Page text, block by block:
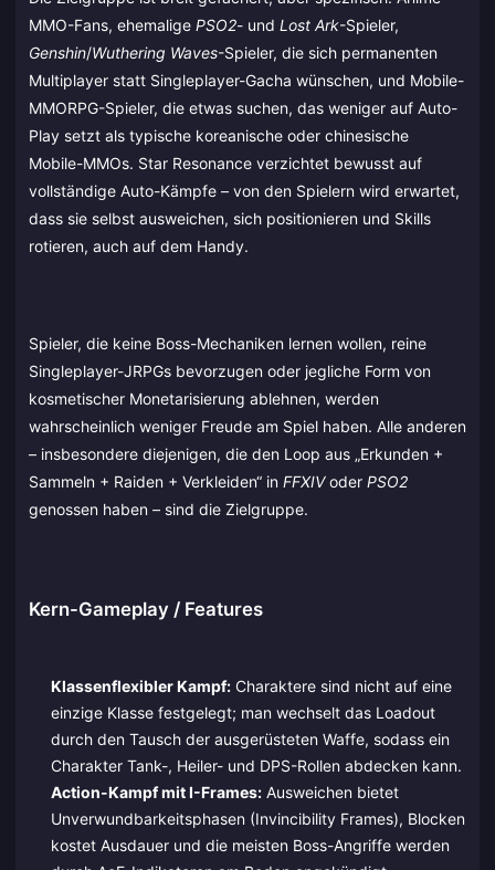
MMO-Fans, ehemalige PSO2- und Lost Ark-Spieler,
Genshin/Wuthering Waves-Spieler, die sich permanenten
Multiplayer statt Singleplayer-Gacha wünschen, und Mobile-
MMORPG-Spieler, die etwas suchen, das weniger auf Auto-
Play setzt als typische koreanische oder chinesische
Mobile-MMOs. Star Resonance verzichtet bewusst auf
vollständige Auto-Kämpfe – von den Spielern wird erwartet,
dass sie selbst ausweichen, sich positionieren und Skills
rotieren, auch auf dem Handy.
Spieler, die keine Boss-Mechaniken lernen wollen, reine
Singleplayer-JRPGs bevorzugen oder jegliche Form von
kosmetischer Monetarisierung ablehnen, werden
wahrscheinlich weniger Freude am Spiel haben. Alle anderen
– insbesondere diejenigen, die den Loop aus „Erkunden +
Sammeln + Raiden + Verkleiden“ in FFXIVoder PSO2
genossen haben – sind die Zielgruppe.
Kern-Gameplay / Features
Klassenflexibler Kampf:Charaktere sind nicht auf eine
einzige Klasse festgelegt; man wechselt das Loadout
durch den Tausch der ausgerüsteten Waffe, sodass ein
Charakter Tank-, Heiler- und DPS-Rollen abdecken kann.
Action-Kampf mit I-Frames:Ausweichen bietet
Unverwundbarkeitsphasen (Invincibility Frames), Blocken
kostet Ausdauer und die meisten Boss-Angriffe werden